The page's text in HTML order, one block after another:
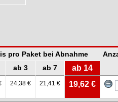
pro Paket bei Abnahme
ab 3 ab 7 ab 14
24,38 € 21,41 € 19,62 €